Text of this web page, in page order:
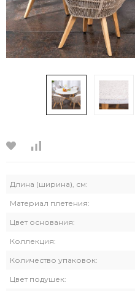
Длина (ширина), см:
Материал плетения:
Цвет основания:
Коллекция:
Количество упаковок:
Цвет подушек: